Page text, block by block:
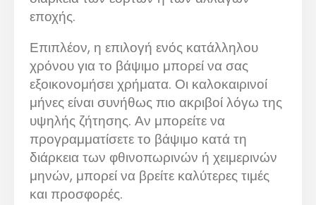
εποχής.
Επιπλέον, η επιλογή ενός κατάλληλου
χρόνου για το βάψιμο μπορεί να σας
εξοικονομήσει χρήματα. Οι καλοκαιρινοί
μήνες είναι συνήθως πιο ακριβοί λόγω της
υψηλής ζήτησης. Αν μπορείτε να
προγραμματίσετε το βάψιμο κατά τη
διάρκεια των φθινοπωρινών ή χειμερινών
μηνών, μπορεί να βρείτε καλύτερες τιμές
και προσφορές.